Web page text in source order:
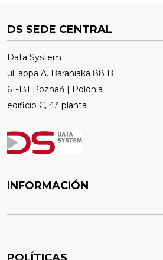
DS SEDE CENTRAL
Data System
ul. abpa A. Baraniaka 88 B
61-131 Poznań | Polonia
edificio C, 4.ª planta
INFORMACIÓN